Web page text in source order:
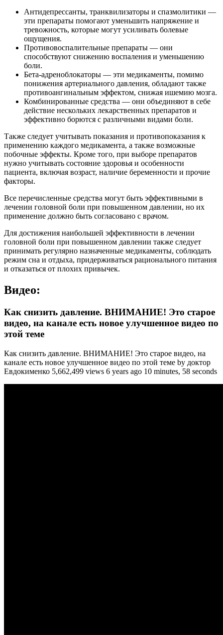
Антидепрессанты, транквилизаторы и спазмолитики —
эти препараты помогают уменьшить напряжение и
тревожность, которые могут усиливать болевые
ощущения.
Противовоспалительные препараты — они
способствуют снижению воспаления и уменьшению
боли.
Бета-адреноблокаторы — эти медикаменты, помимо
понижения артериального давления, обладают также
противоангинальным эффектом, снижая ишемию мозга.
Комбинированные средства — они объединяют в себе
действие нескольких лекарственных препаратов и
эффективно борются с различными видами боли.
Также следует учитывать показания и противопоказания к
применению каждого медикамента, а также возможные
побочные эффекты. Кроме того, при выборе препаратов
нужно учитывать состояние здоровья и особенности
пациента, включая возраст, наличие беременности и прочие
факторы.
Все перечисленные средства могут быть эффективными в
лечении головной боли при повышенном давлении, но их
применение должно быть согласовано с врачом.
Для достижения наибольшей эффективности в лечении
головной боли при повышенном давлении также следует
принимать регулярно назначенные медикаменты, соблюдать
режим сна и отдыха, придерживаться рационального питания
и отказаться от плохих привычек.
Видео:
Как снизить давление. ВНИМАНИЕ! Это старое
видео, на канале есть новое улучшенное видео по
этой теме
Как снизить давление. ВНИМАНИЕ! Это старое видео, на
канале есть новое улучшенное видео по этой теме by доктор
Евдокименко 5,662,499 views 6 years ago 10 minutes, 58 seconds